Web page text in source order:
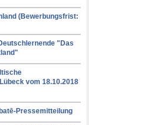
(Bewerbungsfrist:
"Das
vom 18.10.2018
Pressemitteilung